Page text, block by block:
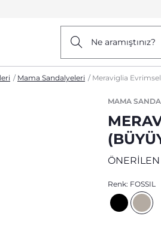
Ne aramıştınız?
Mama Sandalyeleri Meraviglia
MAMA
ÖNERİLEN
Renk: FOSSIL